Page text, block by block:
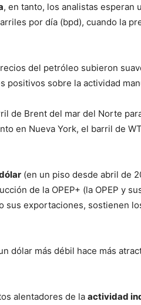
, en tanto, los analistas esperan
por día (bpd), cuando la
del petróleo subieron
positivos sobre la actividad
de Brent del mar del Norte
en Nueva York, el barril de
(en un piso desde abril de
de la OPEP+ (la OPEP y
sus exportaciones, sostienen
dólar más débil hace más
alentadores de la actividad